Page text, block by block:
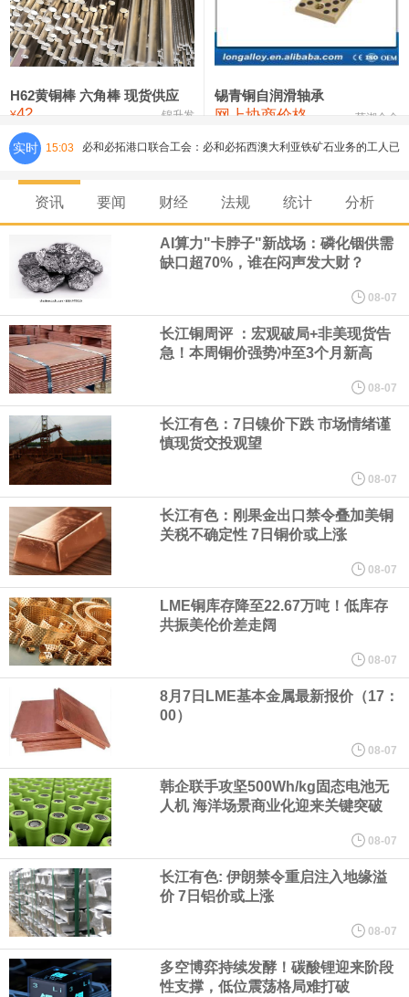
铸造铝合金锭(ZLD104) 24,300—24,500 24,400
压铸锌合金锭 26,500—26,700
氯化镍 38,300—40,300 39,300 0
H62黄铜棒 六角棒 现货供应
¥42 锦升发
锡青铜自润滑轴承
网上协商价格 芜湖合金
实时 15:03
8月7日，宇树科技董事长王兴兴网上路演时表示，报告期内，公司
研发费用金额分别为4,995.18万元、7,001.70万元、14,496.56万
元，最近3年复合增长率达70.36%，呈快速增长趋势，并形成多项
核心技术和知识产权。截至2026年1月31日，公司拥有262项专利权
（含境内发明专利20项）。
纽约期银日内涨4%，现报64.08美元/盎司。
宇树科技董事长、总经理兼首席技术官王兴兴在网上路演时表示，
经过多年研发创新和技术积累，公司逐步形成了包括一体化关节集
成技术、高紧凑度机器人身体集成技术、机器人激光雷达全自研核
心技术等多项已商业化应用的核心技术并已应用于公司的高性能通
用人形机器人、四足机器人等产品。
美国总统特朗普6日否认他对国防部长赫格塞思不满，称对赫格塞思
所做的工作“非常满意”。特朗普在社交媒体上发帖称，一些媒体有关
他与赫格塞思就弹药短缺问题发生冲突的报道是“完全没有根据的谣
纽约期银突破64美元/盎司，日内涨3.91%。
稳定的三大有利因素带动下，预期第3季度营运将优于第2季度，并
资讯 要闻 财经 法规 统计 分析
AI算力"卡脖子"新战场：磷化铟供需
缺口超70%，谁在闷声发大财？
08-07
长江铜周评 ：宏观破局+非美现货告
急！本周铜价强势冲至3个月新高
08-07
长江有色：7日镍价下跌 市场情绪谨
慎现货交投观望
08-07
长江有色：刚果金出口禁令叠加美铜
关税不确定性 7日铜价或上涨
08-07
LME铜库存降至22.67万吨！低库存
共振美伦价差走阔
08-07
8月7日LME基本金属最新报价（17：
00）
08-07
韩企联手攻坚500Wh/kg固态电池无
人机 海洋场景商业化迎来关键突破
08-07
长江有色: 伊朗禁令重启注入地缘溢
价 7日铝价或上涨
08-07
多空博弈持续发酵！碳酸锂迎来阶段
性支撑，低位震荡格局难打破